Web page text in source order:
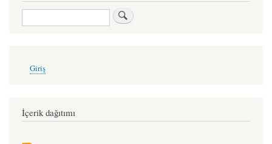
Ara
account
Giriş
İçerik dağıtımı